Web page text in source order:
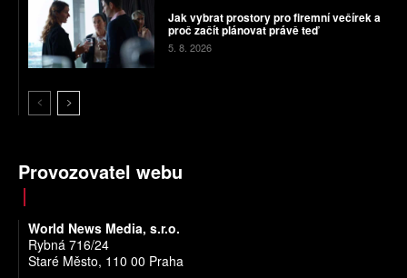
Jak vybrat prostory pro firemní večírek a
proč začít plánovat právě teď
5. 8. 2026
Provozovatel webu
World News Media, s.r.o.
Rybná 716/24
Staré Město, 110 00 Praha